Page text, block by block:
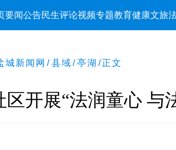
要闻公告民生评论视频专题教育健康文旅
城新闻网 / 县域 / 亭湖 /正文
开展“法润童心 与